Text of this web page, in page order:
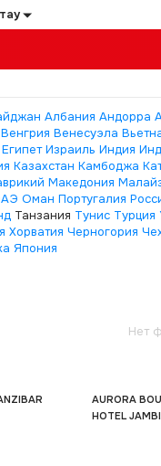
Албания Андорра
Венгрия Венесуэла
Египет Израиль Индия
Казахстан Камбоджа
Македония
Оман Португалия
Танзания Тунис Турция
Хорватия Черногория
Япония
Нет
AURORA
HOTEL